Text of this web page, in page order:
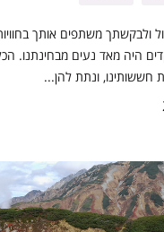
ולבקשתך משתפים אותך
היה מאד נעים מבחינתנו.
ונתת להן...